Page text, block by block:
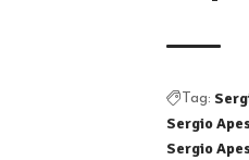
Tag:
Sergio
Sergio